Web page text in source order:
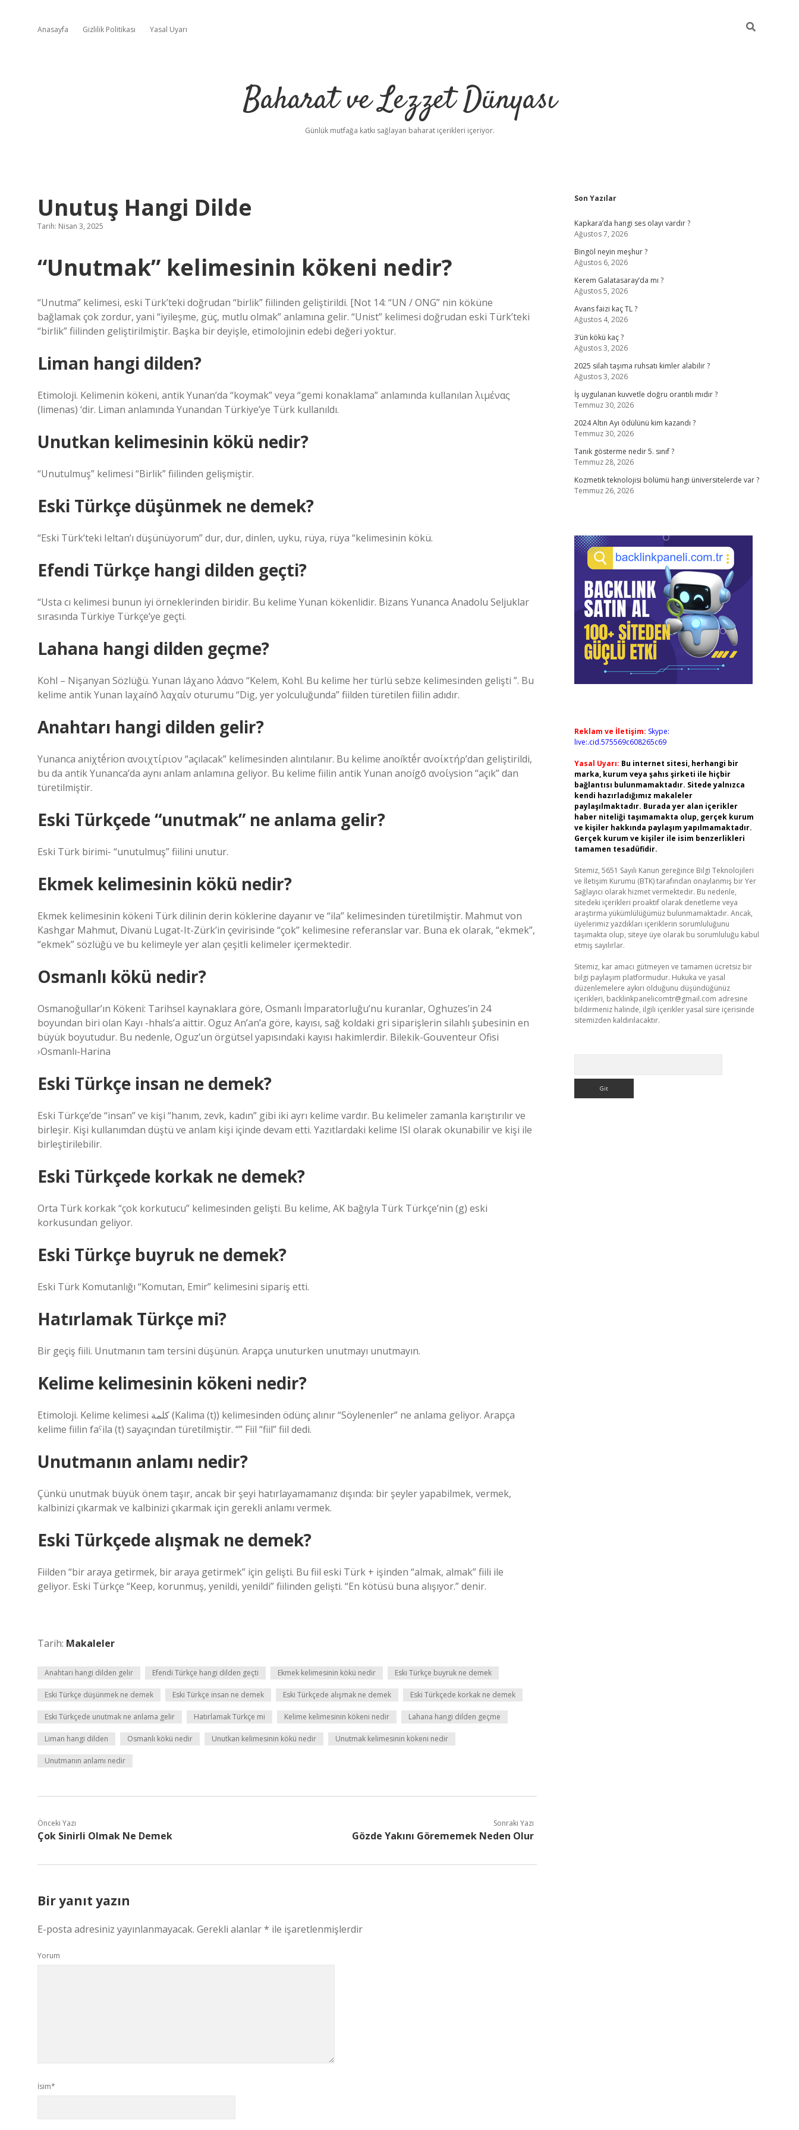
Anasayfa Gizlilik Politikası Yasal Uyarı
Baharat ve Lezzet Dünyası
Günlük mutfağa katkı sağlayan baharat içerikleri içeriyor.
Unutuş Hangi Dilde
Tarih: Nisan 3, 2025
“Unutmak” kelimesinin kökeni nedir?
“Unutma” kelimesi, eski Türk’teki doğrudan “birlik” fiilinden geliştirildi. [Not 14: “UN / ONG” nin köküne
bağlamak çok zordur, yani “iyileşme, güç, mutlu olmak” anlamına gelir. “Unist” kelimesi doğrudan eski Türk’teki
“birlik” fiilinden geliştirilmiştir. Başka bir deyişle, etimolojinin edebi değeri yoktur.
Liman hangi dilden?
Etimoloji. Kelimenin kökeni, antik Yunan’da “koymak” veya “gemi konaklama” anlamında kullanılan λιμένας
(limenas) ‘dir. Liman anlamında Yunandan Türkiye’ye Türk kullanıldı.
Unutkan kelimesinin kökü nedir?
“Unutulmuş” kelimesi “Birlik” fiilinden gelişmiştir.
Eski Türkçe düşünmek ne demek?
“Eski Türk’teki Ieltan’ı düşünüyorum” dur, dur, dinlen, uyku, rüya, rüya “kelimesinin kökü.
Efendi Türkçe hangi dilden geçti?
“Usta cı kelimesi bunun iyi örneklerinden biridir. Bu kelime Yunan kökenlidir. Bizans Yunanca Anadolu Seljuklar
sırasında Türkiye Türkçe’ye geçti.
Lahana hangi dilden geçme?
Kohl – Nişanyan Sözlüğü. Yunan láχano λάανο “Kelem, Kohl. Bu kelime her türlü sebze kelimesinden gelişti ”. Bu
kelime antik Yunan laχaínō λαχαίν oturumu “Dig, yer yolculuğunda” fiilden türetilen fiilin adıdır.
Anahtarı hangi dilden gelir?
Yunanca aniχtḗrion ανοιχτίριον “açılacak” kelimesinden alıntılanır. Bu kelime anoíktḗr ανοίκτήρ’dan geliştirildi,
bu da antik Yunanca’da aynı anlam anlamına geliyor. Bu kelime fiilin antik Yunan anoígō ανοίγsion “açık” dan
türetilmiştir.
Eski Türkçede “unutmak” ne anlama gelir?
Eski Türk birimi- “unutulmuş” fiilini unutur.
Ekmek kelimesinin kökü nedir?
Ekmek kelimesinin kökeni Türk dilinin derin köklerine dayanır ve “ila” kelimesinden türetilmiştir. Mahmut von
Kashgar Mahmut, Divanü Lugat-It-Zürk’in çevirisinde “çok” kelimesine referanslar var. Buna ek olarak, “ekmek”,
“ekmek” sözlüğü ve bu kelimeyle yer alan çeşitli kelimeler içermektedir.
Osmanlı kökü nedir?
Osmanoğullar’ın Kökeni: Tarihsel kaynaklara göre, Osmanlı İmparatorluğu’nu kuranlar, Oghuzes’in 24
boyundan biri olan Kayı -hhals’a aittir. Oguz An’an’a göre, kayısı, sağ koldaki gri siparişlerin silahlı şubesinin en
büyük boyutudur. Bu nedenle, Oguz’un örgütsel yapısındaki kayısı hakimlerdir. Bilekik-Gouventeur Ofisi
›Osmanlı-Harina
Eski Türkçe insan ne demek?
Eski Türkçe’de “insan” ve kişi “hanım, zevk, kadın” gibi iki ayrı kelime vardır. Bu kelimeler zamanla karıştırılır ve
birleşir. Kişi kullanımdan düştü ve anlam kişi içinde devam etti. Yazıtlardaki kelime ISI olarak okunabilir ve kişi ile
birleştirilebilir.
Eski Türkçede korkak ne demek?
Orta Türk korkak “çok korkutucu” kelimesinden gelişti. Bu kelime, AK bağıyla Türk Türkçe’nin (g) eski
korkusundan geliyor.
Eski Türkçe buyruk ne demek?
Eski Türk Komutanlığı “Komutan, Emir” kelimesini sipariş etti.
Hatırlamak Türkçe mi?
Bir geçiş fiili. Unutmanın tam tersini düşünün. Arapça unuturken unutmayı unutmayın.
Kelime kelimesinin kökeni nedir?
Etimoloji. Kelime kelimesi كلمة (Kalima (t)) kelimesinden ödünç alınır “Söylenenler” ne anlama geliyor. Arapça
kelime fiilin faˁila (t) sayaçından türetilmiştir. “” Fiil “fiil” fiil dedi.
Unutmanın anlamı nedir?
Çünkü unutmak büyük önem taşır, ancak bir şeyi hatırlayamamanız dışında: bir şeyler yapabilmek, vermek,
kalbinizi çıkarmak ve kalbinizi çıkarmak için gerekli anlamı vermek.
Eski Türkçede alışmak ne demek?
Fiilden “bir araya getirmek, bir araya getirmek” için gelişti. Bu fiil eski Türk + işinden “almak, almak” fiili ile
geliyor. Eski Türkçe “Keep, korunmuş, yenildi, yenildi” fiilinden gelişti. “En kötüsü buna alışıyor.” denir.
Tarih: Makaleler
Anahtarı hangi dilden gelir Efendi Türkçe hangi dilden geçti Ekmek kelimesinin kökü nedir Eski Türkçe buyruk ne demek
Eski Türkçe düşünmek ne demek Eski Türkçe insan ne demek Eski Türkçede alışmak ne demek Eski Türkçede korkak ne demek
Eski Türkçede unutmak ne anlama gelir Hatırlamak Türkçe mi Kelime kelimesinin kökeni nedir Lahana hangi dilden geçme
Liman hangi dilden Osmanlı kökü nedir Unutkan kelimesinin kökü nedir Unutmak kelimesinin kökeni nedir
Unutmanın anlamı nedir
Önceki Yazı
Çok Sinirli Olmak Ne Demek
Sonraki Yazı
Gözde Yakını Görememek Neden Olur
Bir yanıt yazın
E-posta adresiniz yayınlanmayacak. Gerekli alanlar* ile işaretlenmişlerdir
Yorum
İsim*
Sidebar
Son Yazılar
Kapkara’da hangi ses olayı vardır ?
Ağustos 7, 2026
Bingöl neyin meşhur ?
Ağustos 6, 2026
Kerem Galatasaray’da mı ?
Ağustos 5, 2026
Avans faizi kaç TL ?
Ağustos 4, 2026
3’ün kökü kaç ?
Ağustos 3, 2026
2025 silah taşıma ruhsatı kimler alabilir ?
Ağustos 3, 2026
İş uygulanan kuvvetle doğru orantılı mıdır ?
Temmuz 30, 2026
2024 Altın Ayı ödülünü kim kazandı ?
Temmuz 30, 2026
Tanık gösterme nedir 5. sınıf ?
Temmuz 28, 2026
Kozmetik teknolojisi bölümü hangi üniversitelerde var ?
Temmuz 26, 2026
Reklam ve İletişim: Skype:
live:.cid.575569c608265c69
Yasal Uyarı: Bu internet sitesi, herhangi bir
marka, kurum veya şahıs şirketi ile hiçbir
bağlantısı bulunmamaktadır. Sitede yalnızca
kendi hazırladığımız makaleler
paylaşılmaktadır. Burada yer alan içerikler
haber niteliği taşımamakta olup, gerçek kurum
ve kişiler hakkında paylaşım yapılmamaktadır.
Gerçek kurum ve kişiler ile isim benzerlikleri
tamamen tesadüfidir.
Sitemiz, 5651 Sayılı Kanun gereğince Bilgi Teknolojileri
ve İletişim Kurumu (BTK) tarafından onaylanmış bir Yer
Sağlayıcı olarak hizmet vermektedir. Bu nedenle,
sitedeki içerikleri proaktif olarak denetleme veya
araştırma yükümlülüğümüz bulunmamaktadır. Ancak,
üyelerimiz yazdıkları içeriklerin sorumluluğunu
taşımakta olup, siteye üye olarak bu sorumluluğu kabul
etmiş sayılırlar.
Sitemiz, kar amacı gütmeyen ve tamamen ücretsiz bir
bilgi paylaşım platformudur. Hukuka ve yasal
düzenlemelere aykırı olduğunu düşündüğünüz
içerikleri, backlinkpanelicomtr@gmail.com adresine
bildirmeniz halinde, ilgili içerikler yasal süre içerisinde
sitemizden kaldırılacaktır.